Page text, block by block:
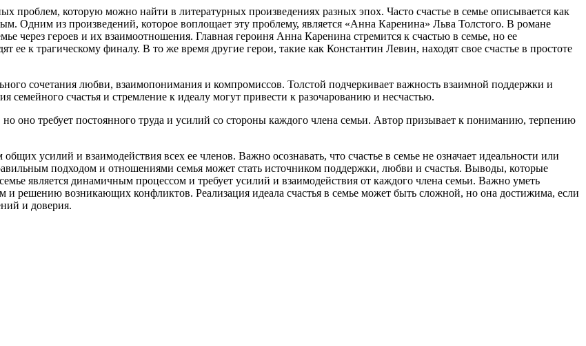
проблем, которую можно найти в литературных произведениях разных эпох. Часто счастье в семье описывается как
Одним из произведений, которое воплощает эту проблему, является «Анна Каренина» Льва Толстого. В романе
через героев и их взаимоотношения. Главная героиня Анна Каренина стремится к счастью в семье, но ее
ее к трагическому финалу. В то же время другие герои, такие как Константин Левин, находят свое счастье в простоте
сочетания любви, взаимопонимания и компромиссов. Толстой подчеркивает важность взаимной поддержки и
семейного счастья и стремление к идеалу могут привести к разочарованию и несчастью.
но оно требует постоянного труда и усилий со стороны каждого члена семьи. Автор призывает к пониманию, терпению
общих усилий и взаимодействия всех ее членов. Важно осознавать, что счастье в семье не означает идеальности или
подходом и отношениями семья может стать источником поддержки, любви и счастья. Выводы, которые
является динамичным процессом и требует усилий и взаимодействия от каждого члена семьи. Важно уметь
решению возникающих конфликтов. Реализация идеала счастья в семье может быть сложной, но она достижима, если
и доверия.